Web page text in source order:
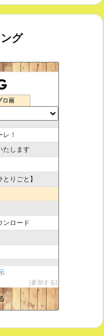
グ
ロ画
！
たします
りごと】
ンロード
参加する